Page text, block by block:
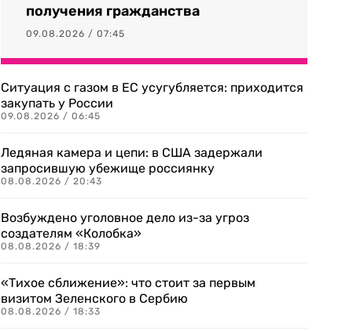
получения гражданства
09.08.2026 / 07:45
Ситуация с газом в ЕС усугубляется: приходится
закупать у России
09.08.2026 / 06:45
Ледяная камера и цепи: в США задержали
запросившую убежище россиянку
08.08.2026 / 20:43
Возбуждено уголовное дело из-за угроз
создателям «Колобка»
08.08.2026 / 18:39
«Тихое сближение»: что стоит за первым
визитом Зеленского в Сербию
08.08.2026 / 18:33